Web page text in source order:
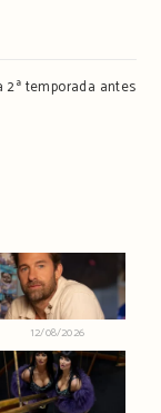
2ª temporada antes
12/08/2026